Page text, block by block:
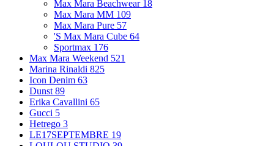
Max Mara Beachwear 18
Max Mara MM 109
Max Mara Pure 57
'S Max Mara Cube 64
Sportmax 176
Max Mara Weekend 521
Marina Rinaldi 825
Icon Denim 63
Dunst 89
Erika Cavallini 65
Gucci 5
Hetrego 3
LE17SEPTEMBRE 19